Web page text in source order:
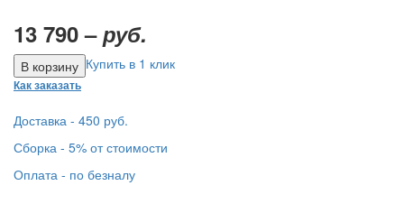
13 790 –руб.
Купить в 1 клик
Как заказать
Доставка - 450 руб.
Сборка - 5% от стоимости
Оплата - по безналу